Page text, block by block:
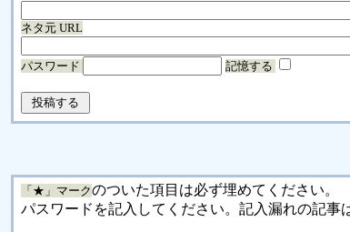
ネタ元 URL
パスワード 記憶する
「★」マークのついた項目は必ず埋めてください。
パスワードを記入してください。記入漏れの記事